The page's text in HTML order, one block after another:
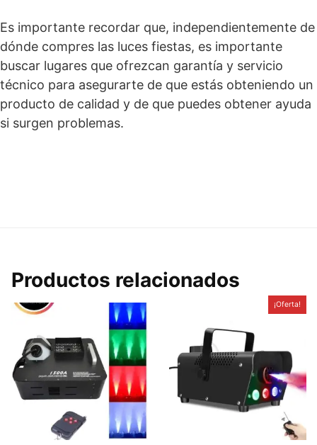
Es importante recordar que, independientemente de
dónde compres las luces fiestas, es importante
buscar lugares que ofrezcan garantía y servicio
técnico para asegurarte de que estás obteniendo un
producto de calidad y de que puedes obtener ayuda
si surgen problemas.
Productos relacionados
¡Oferta!